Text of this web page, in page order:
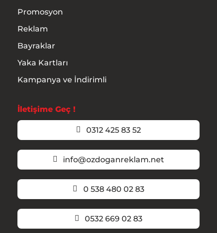
Promosyon
Reklam
Bayraklar
Yaka Kartları
Kampanya ve İndirimli
İletişime Geç !
0312 425 83 52
info@ozdoganreklam.net
0 538 480 02 83
0532 669 02 83